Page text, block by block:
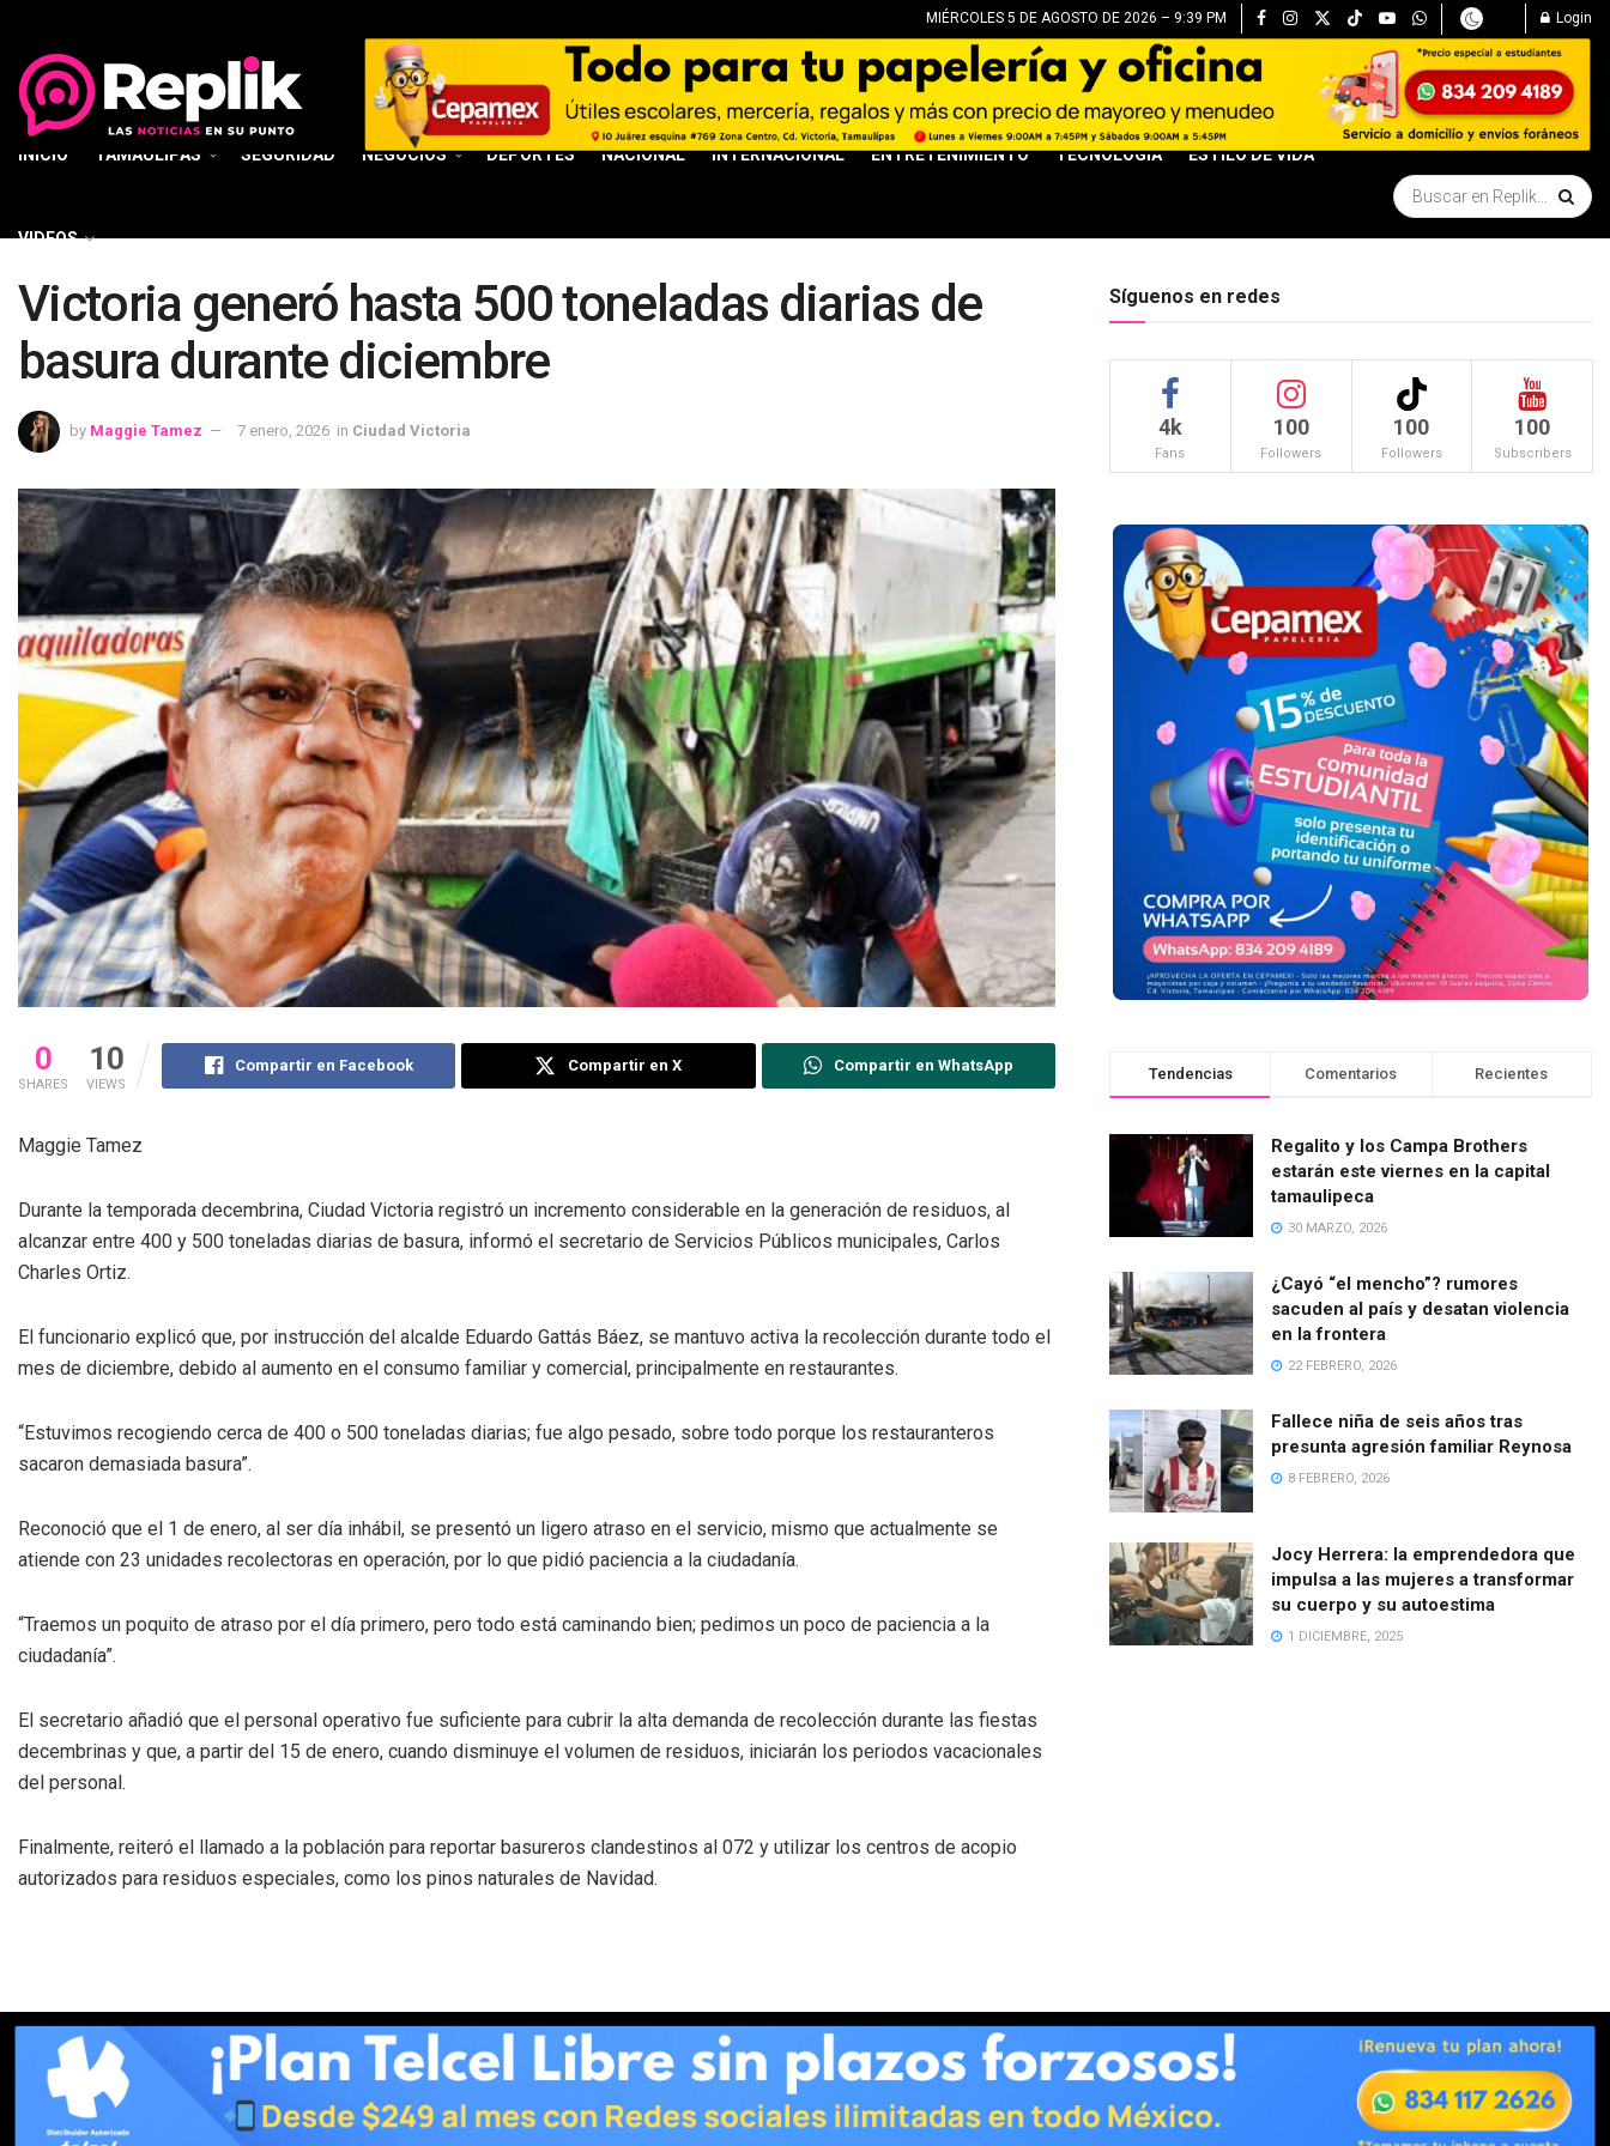
MIÉRCOLES 5 DE AGOSTO DE 2026 – 9:39 PM Login
INICIO TAMAULIPAS SEGURIDAD NEGOCIOS DEPORTES NACIONAL INTERNACIONAL ENTRETENIMIENTO TECNOLOGÍA ESTILO DE VIDA
VIDEOS
Victoria generó hasta 500 toneladas diarias de
basura durante diciembre
by Maggie Tamez 7 enero, 2026 in Ciudad Victoria
0
SHARES
10
VIEWS
Compartir en Facebook Compartir en X Compartir en WhatsApp
Maggie Tamez
Durante la temporada decembrina, Ciudad Victoria registró un incremento considerable en la generación de residuos, al
alcanzar entre 400 y 500 toneladas diarias de basura, informó el secretario de Servicios Públicos municipales, Carlos
Charles Ortiz.
El funcionario explicó que, por instrucción del alcalde Eduardo Gattás Báez, se mantuvo activa la recolección durante todo el
mes de diciembre, debido al aumento en el consumo familiar y comercial, principalmente en restaurantes.
“Estuvimos recogiendo cerca de 400 o 500 toneladas diarias; fue algo pesado, sobre todo porque los restauranteros
sacaron demasiada basura”.
Reconoció que el 1 de enero, al ser día inhábil, se presentó un ligero atraso en el servicio, mismo que actualmente se
atiende con 23 unidades recolectoras en operación, por lo que pidió paciencia a la ciudadanía.
“Traemos un poquito de atraso por el día primero, pero todo está caminando bien; pedimos un poco de paciencia a la
ciudadanía”.
El secretario añadió que el personal operativo fue suficiente para cubrir la alta demanda de recolección durante las fiestas
decembrinas y que, a partir del 15 de enero, cuando disminuye el volumen de residuos, iniciarán los periodos vacacionales
del personal.
Finalmente, reiteró el llamado a la población para reportar basureros clandestinos al 072 y utilizar los centros de acopio
autorizados para residuos especiales, como los pinos naturales de Navidad.
Síguenos en redes
4k
Fans
100
Followers
100
Followers
100
Subscribers
Tendencias Comentarios Recientes
Regalito y los Campa Brothers
estarán este viernes en la capital
tamaulipeca
30 MARZO, 2026
¿Cayó “el mencho”? rumores
sacuden al país y desatan violencia
en la frontera
22 FEBRERO, 2026
Fallece niña de seis años tras
presunta agresión familiar Reynosa
8 FEBRERO, 2026
Jocy Herrera: la emprendedora que
impulsa a las mujeres a transformar
su cuerpo y su autoestima
1 DICIEMBRE, 2025